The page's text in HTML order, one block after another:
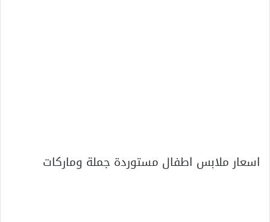
اسعار ملابس اطفال مستوردة جملة وماركات